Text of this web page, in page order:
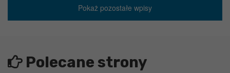
Pokaż pozostałe wpisy
Polecane strony